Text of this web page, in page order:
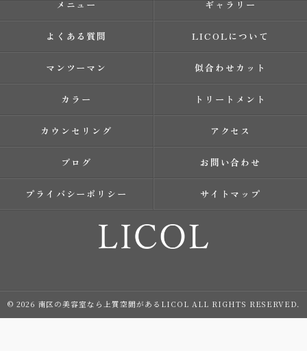
メニュー ギャラリー
よくある質問 LICOLについて
マンツーマン 似合わせカット
カラー トリートメント
カウンセリング アクセス
ブログ お問い合わせ
プライバシーポリシー サイトマップ
© 2026 南区の美容室なら上質空間があるLICOL ALL RIGHTS RESERVED.